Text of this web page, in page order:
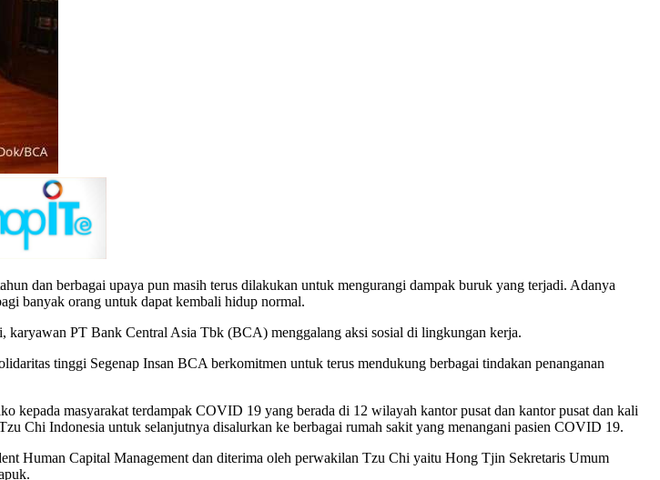
dan berbagai upaya pun masih terus dilakukan untuk mengurangi dampak buruk yang terjadi. Adanya
banyak orang untuk dapat kembali hidup normal.
karyawan PT Bank Central Asia Tbk (BCA) menggalang aksi sosial di lingkungan kerja.
tinggi Segenap Insan BCA berkomitmen untuk terus mendukung berbagai tindakan penanganan
kepada masyarakat terdampak COVID 19 yang berada di 12 wilayah kantor pusat dan kantor pusat dan kali
Chi Indonesia untuk selanjutnya disalurkan ke berbagai rumah sakit yang menangani pasien COVID 19.
Human Capital Management dan diterima oleh perwakilan Tzu Chi yaitu Hong Tjin Sekretaris Umum